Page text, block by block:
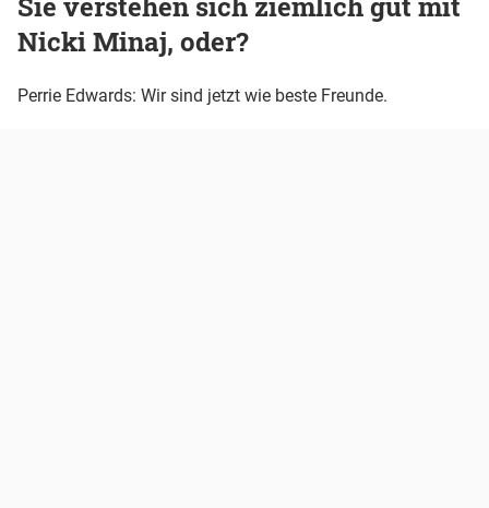
Nicki Minaj, oder?
Perrie Edwards: Wir sind jetzt wie beste Freunde.